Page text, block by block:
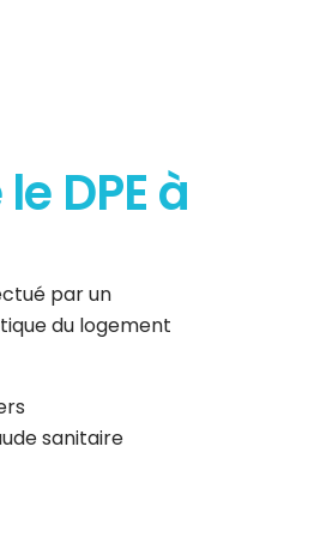
DPE à
par un
du logement
sanitaire